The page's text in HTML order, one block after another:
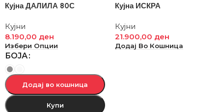
Кујна ДАЛИЛА 80С
Кујни
8.190,00 ден
Избери Опции
БОЈА
Додај во кошница
Купи
Кујна ИСКРА
Кујни
21.900,00 ден
Додај Во Кошница